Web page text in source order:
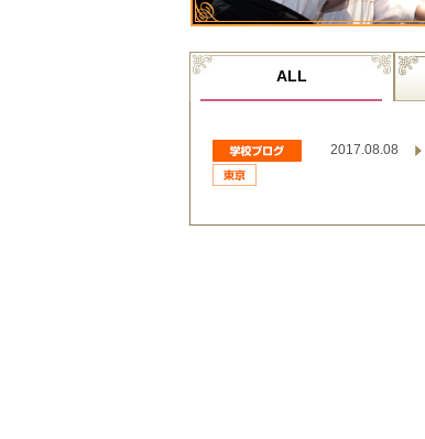
ALL
2017.08.08